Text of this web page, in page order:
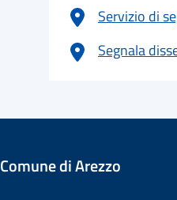
Servizio di
Segnala
Comune di Arezzo